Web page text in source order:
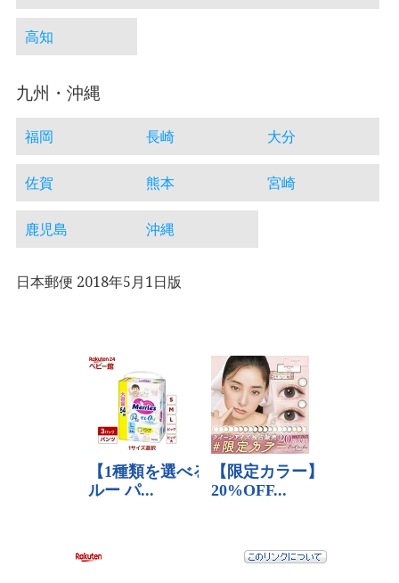
高知
九州・沖縄
福岡 長崎 大分
佐賀 熊本 宮崎
鹿児島 沖縄
日本郵便 2018年5月1日版